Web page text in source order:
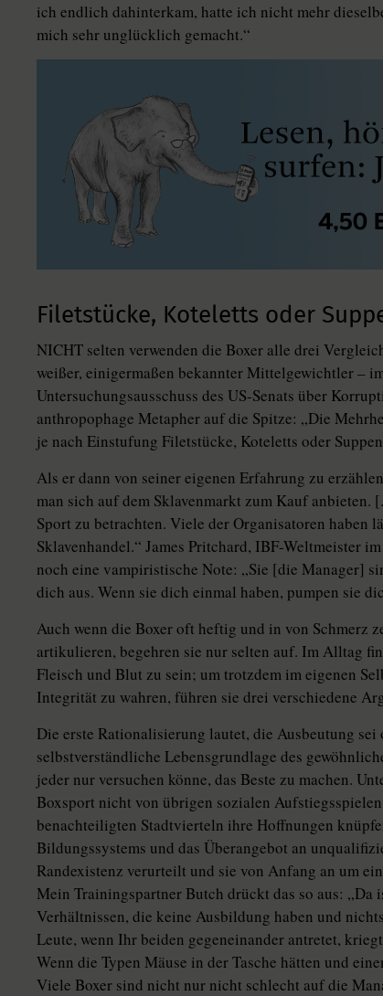
ich endlich dahinterkam, hatte ich nicht mehr
mich sehr unglücklich gemacht.“
Filetstücke, Koteletts oder
NICHT selten verwenden die Boxer alle drei
weißer, einigermaßen bekannter Mittelgewichtler –
Untersuchungsausschuss des US-Senats über
anthropophage Metapher auf die Spitze: „Die
je nach Einstufung Filetstücke, Koteletts oder
Als er dann von seiner eigenen Erfahrung zu
man sich auf dem Sklavenmarkt zum Kauf anbieten.
Sport zu betrachten. Viele der Organisatoren haben
Sklavenhandel.“ James Pritchard, IBF-Weltmeister
noch eine vampiristische Note: „Sie [die Manager]
dich aus. Wenn sie dich einmal haben, pumpen sie
Auch wenn die Boxer oft heftig und in von Schmerz
artikulieren, begehren sie nur selten auf. Im Alltag
Fleisch und Blut zu sein; um trotzdem im eigenen
Integrität zu wahren, führen sie drei verschiedene
Die erste Rationalisierung lautet, die Ausbeutung
selbstverständliche Lebensgrundlage des
jeder nur versuchen könne, das Beste zu machen.
Boxsport nicht von übrigen sozialen
benachteiligten Stadtvierteln ihre Hoffnungen
Bildungssystems und das Überangebot an
Randexistenz verurteilt und sie von Anfang an um
Mein Trainingspartner Butch drückt das so aus: „Da
Verhältnissen, die keine Ausbildung haben und
Leute, wenn Ihr beiden gegeneinander antretet,
Wenn die Typen Mäuse in der Tasche hätten und
Viele Boxer sind nicht nur nicht schlecht auf die